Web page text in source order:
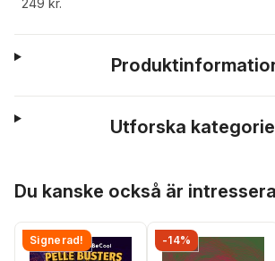
249 kr.
Utforska
Du kanske också är
Signerad! -14%